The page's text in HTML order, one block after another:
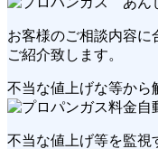
お客様のご相談内容に
ご紹介致します。
不当な値上げな等から
不当な値上げ等を監視